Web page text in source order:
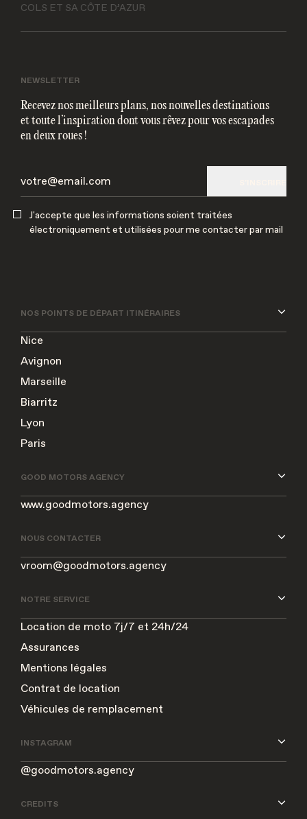
électroniquement et utilisées pour me contacter par
mail
COLS ET SA CÔTE D’AZUR
NEWSLETTER
Recevez nos meilleurs plans, nos nouvelles destinations
et toute l’inspiration dont vous rêvez pour vos escapades
en deux roues !
J'accepte que les informations soient traitées
électroniquement et utilisées pour me contacter par mail
NOS POINTS DE DÉPART ITINÉRAIRES
Nice
Avignon
Marseille
Biarritz
Lyon
Paris
GOOD MOTORS AGENCY
www.goodmotors.agency
NOUS CONTACTER
vroom@goodmotors.agency
NOTRE SERVICE
Location de moto 7j/7 et 24h/24
Assurances
Mentions légales
Contrat de location
Véhicules de remplacement
INSTAGRAM
@goodmotors.agency
CREDITS